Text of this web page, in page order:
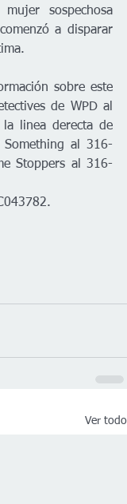
sospechosa
a disparar
sobre este
de WPD al
linea derecta de
Something al 316-
Stoppers al 316-
Ver todo